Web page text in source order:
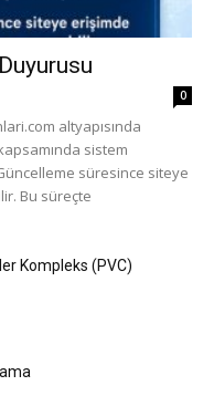
0
altyapısında
sistem
süresince siteye
Bu süreçte
Kompleks (PVC)